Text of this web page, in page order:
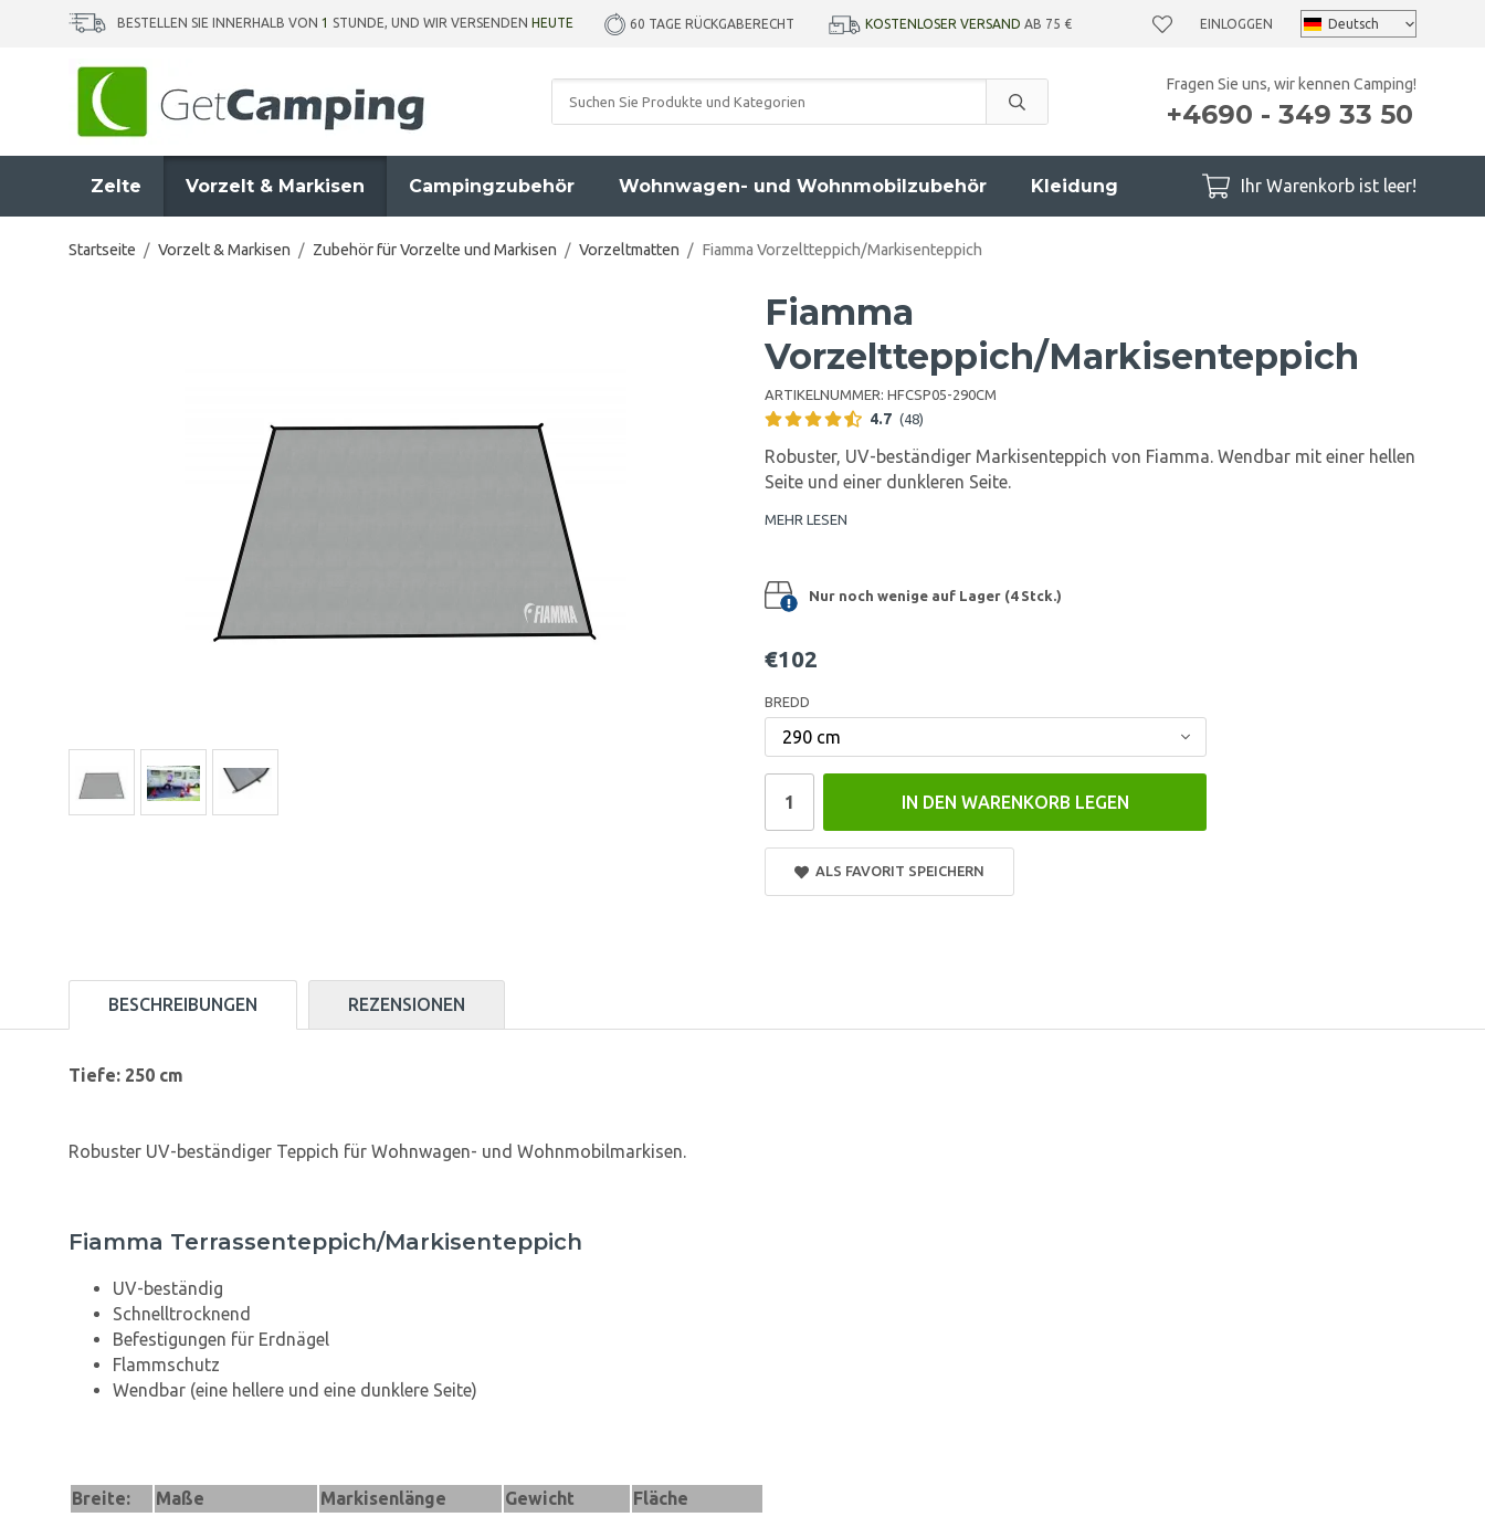
BESTELLEN SIE INNERHALB VON 1 STUNDE, UND WIR VERSENDEN HEUTE 60 TAGE RÜCKGABERECHT KOSTENLOSER VERSAND AB 75 € EINLOGGEN
Fragen Sie uns, wir kennen Camping!
+4690 - 349 33 50
Zelte Vorzelt & Markisen Campingzubehör Wohnwagen- und Wohnmobilzubehör Kleidung Ihr Warenkorb ist leer!
Startseite / Vorzelt & Markisen / Zubehör für Vorzelte und Markisen / Vorzeltmatten / Fiamma Vorzeltteppich/Markisenteppich
Fiamma
Vorzeltteppich/Markisenteppich
ARTIKELNUMMER: HFCSP05-290CM
4.7 (48)
Robuster, UV-beständiger Markisenteppich von Fiamma. Wendbar mit einer hellen
Seite und einer dunkleren Seite.
MEHR LESEN
Nur noch wenige auf Lager (4 Stck.)
€102
BREDD
IN DEN WARENKORB LEGEN
ALS FAVORIT SPEICHERN
BESCHREIBUNGEN REZENSIONEN
Tiefe: 250 cm
Robuster UV-beständiger Teppich für Wohnwagen- und Wohnmobilmarkisen.
Fiamma Terrassenteppich/Markisenteppich
UV-beständig
Schnelltrocknend
Befestigungen für Erdnägel
Flammschutz
Wendbar (eine hellere und eine dunklere Seite)
Breite: Maße Markisenlänge Gewicht
Fläche